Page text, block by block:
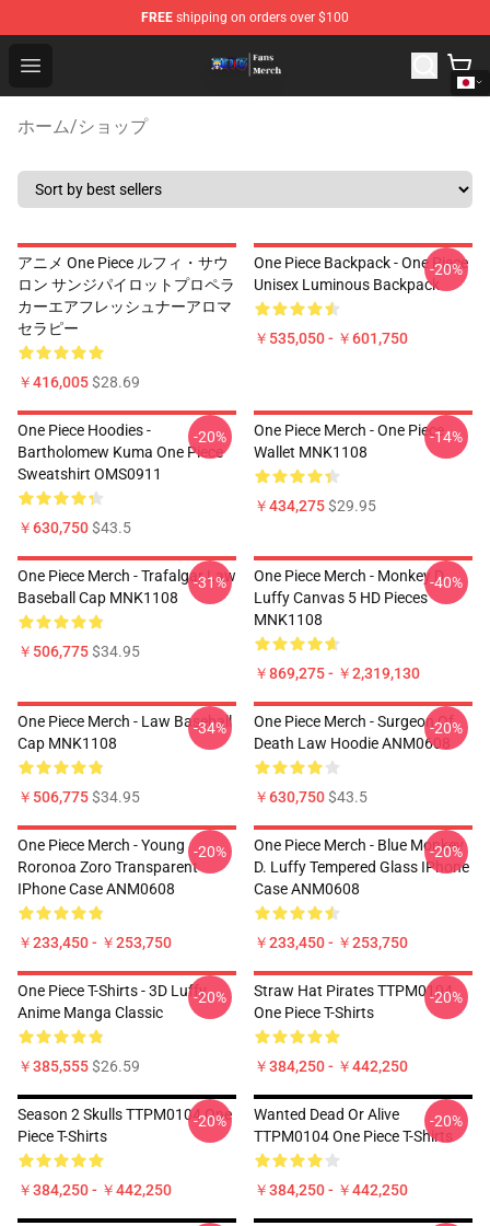
FREE shipping on orders over $100
Open menu
One Piece Store - Official One Piece Merchandise Shop
ホーム/ショップ
アニメ One Piece ルフィ・サウ
ロン サンジパイロットプロペラ
カーエアフレッシュナーアロマ
セラピー
￥416,005$28.69
One Piece Backpack - One Piece
Unisex Luminous Backpack
￥535,050 - ￥601,750
-20%
One Piece Hoodies -
Bartholomew Kuma One Piece
Sweatshirt OMS0911
￥630,750$43.5
-20%
One Piece Merch - One Piece
Wallet MNK1108
￥434,275$29.95
-14%
One Piece Merch - Trafalgar Law
Baseball Cap MNK1108
￥506,775$34.95
-31%
One Piece Merch - Monkey D.
Luffy Canvas 5 HD Pieces
MNK1108
￥869,275 - ￥2,319,130
-40%
One Piece Merch - Law Baseball
Cap MNK1108
￥506,775$34.95
-34%
One Piece Merch - Surgeon Of
Death Law Hoodie ANM0608
￥630,750$43.5
-20%
One Piece Merch - Young
Roronoa Zoro Transparent
IPhone Case ANM0608
￥233,450 - ￥253,750
-20%
One Piece Merch - Blue Monkey
D. Luffy Tempered Glass IPhone
Case ANM0608
￥233,450 - ￥253,750
-20%
One Piece T-Shirts - 3D Luffy
Anime Manga Classic
￥385,555$26.59
-20%
Straw Hat Pirates TTPM0104
One Piece T-Shirts
￥384,250 - ￥442,250
-20%
Season 2 Skulls TTPM0104 One
Piece T-Shirts
￥384,250 - ￥442,250
-20%
Wanted Dead Or Alive
TTPM0104 One Piece T-Shirts
￥384,250 - ￥442,250
-20%